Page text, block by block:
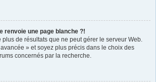
renvoie une page blanche ?!
plus de résultats que ne peut gérer le serveur Web.
» et soyez plus précis dans le choix des
concernés par la recherche.